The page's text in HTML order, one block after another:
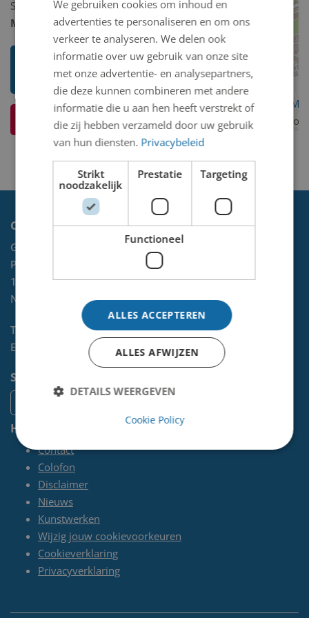
Schilderij/tekening/grafiek/foto/streetart
Model 2D/3D: 2D binnen
Toon mij meer werken van
Cornelis (Kees) Jansen
Ik weet meer over dit kunstwerk
Contact
Gemeente Velsen
Postbus 465
1970 AL IJMUIDEN
NL
Telefoon:
0255-567 200
E-mail:
kunst@velsen.nl
Socials
Handige pagina's
Contact
Colofon
Disclaimer
Nieuws
Kunstwerken
Wijzig jouw cookievoorkeuren
Cookieverklaring
Privacyverklaring
We gebruiken cookies om inhoud en
advertenties te personaliseren en om ons
verkeer te analyseren. We delen ook
informatie over uw gebruik van onze site
met onze advertentie- en analysepartners,
die deze kunnen combineren met andere
informatie die u aan hen heeft verstrekt of
die zij hebben verzameld door uw gebruik
van hun diensten. Privacybeleid
Strikt
noodzakelijk
Prestatie Targeting
Functioneel
ALLES ACCEPTEREN
ALLES AFWIJZEN
DETAILS WEERGEVEN
Cookie Policy